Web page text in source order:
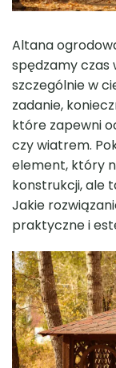
Altana
spędzamy czas
szczególnie w
zadanie,
które zapewni
czy wiatrem.
element, który
konstrukcji, ale
Jakie
praktyczne i
Sauna
THERMO z